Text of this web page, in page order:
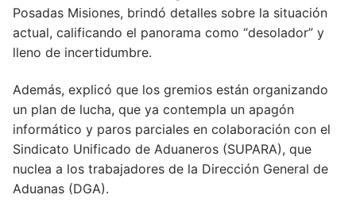
Posadas Misiones, brindó detalles sobre la situación
actual, calificando el panorama como “desolador” y
lleno de incertidumbre.
Además, explicó que los gremios están organizando
un plan de lucha, que ya contempla un apagón
informático y paros parciales en colaboración con el
Sindicato Unificado de Aduaneros (SUPARA), que
nuclea a los trabajadores de la Dirección General de
Aduanas (DGA).